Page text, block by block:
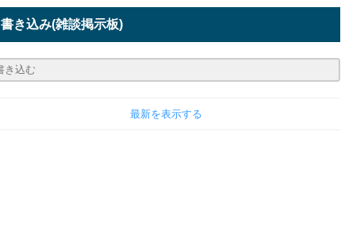
書き込み(雑談掲示板)
最新を表示する